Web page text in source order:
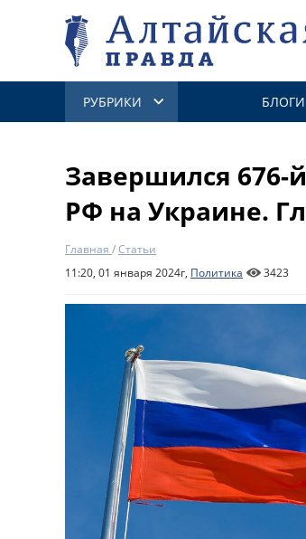
РУБРИКИ БЛОГИ
Завершился 676-
РФ на Украине.
Главная /Статьи
11:20, 01 января 2024г, Политика 3423